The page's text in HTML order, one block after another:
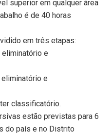
superior em qualquer área
é de 40 horas
em três etapas:
e
e
classificatório.
estão previstas para 6
do país e no Distrito